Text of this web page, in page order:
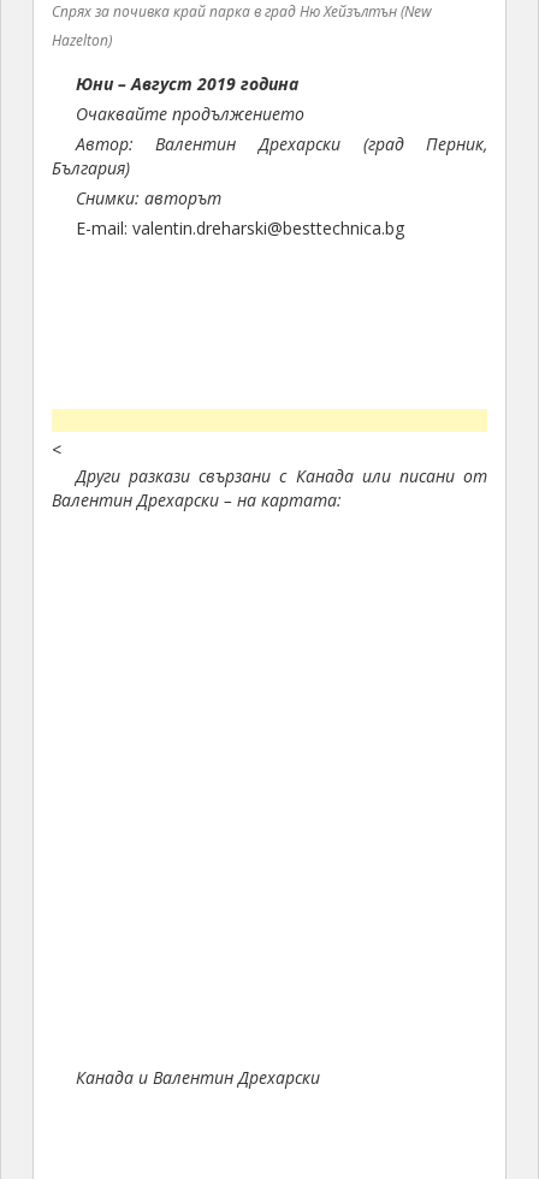
Спрях за почивка край парка в град Ню Хейзълтън (New
Hazelton)
Юни – Август 2019 година
Очаквайте продължението
Автор: Валентин Дрехарски (град Перник,
България)
Снимки: авторът
E-mail: valentin.dreharski@besttechnica.bg
<
Други разкази свързани с Канада или писани от
Валентин Дрехарски – на картата:
Канада и Валентин Дрехарски